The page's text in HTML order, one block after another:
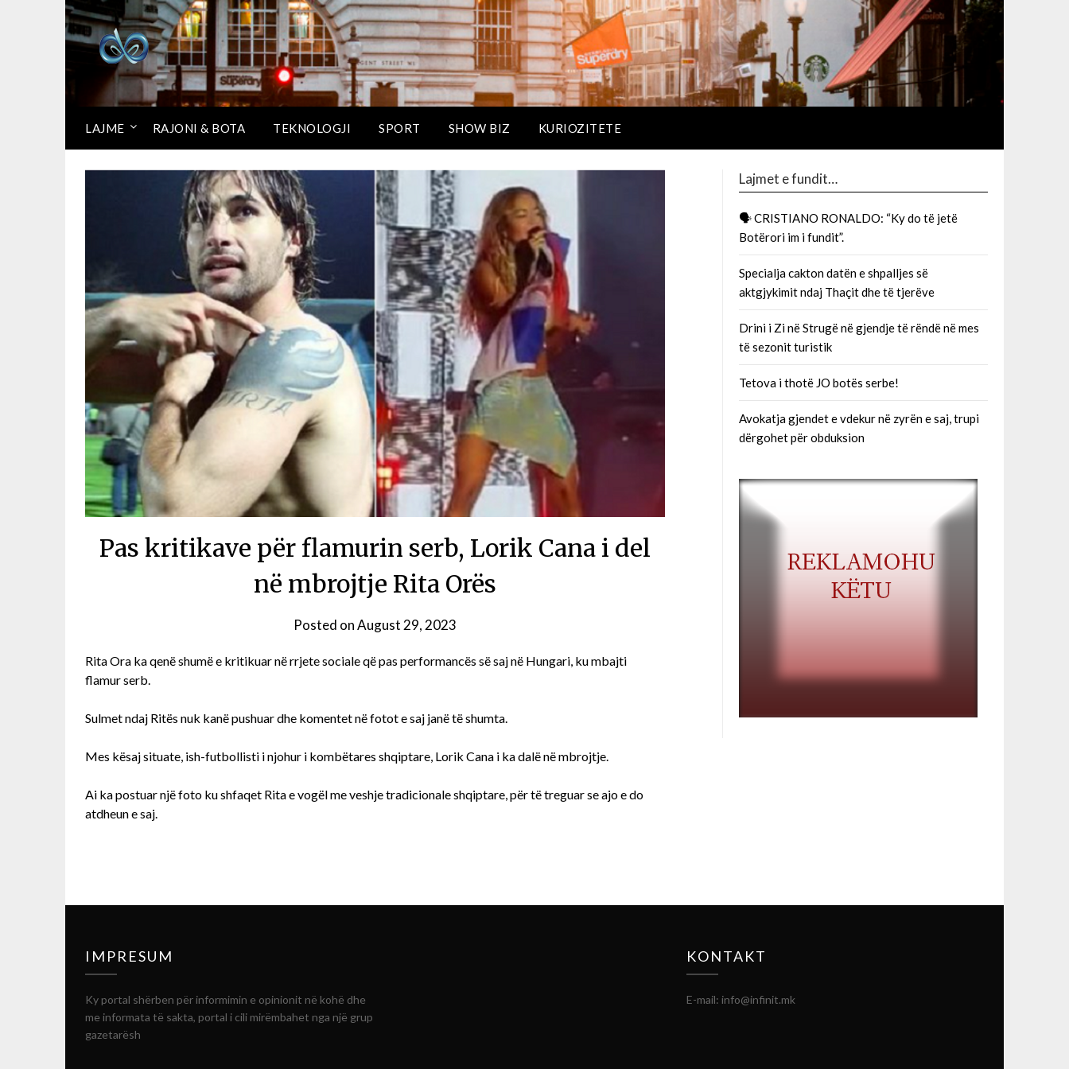
LAJME RAJONI & BOTA TEKNOLOGJI SPORT SHOW BIZ KURIOZITETE
Pas kritikave për flamurin serb, Lorik Cana i del
në mbrojtje Rita Orës
Posted onAugust 29, 2023
Rita Ora ka qenë shumë e kritikuar në rrjete sociale që pas performancës së saj në Hungari, ku mbajti
flamur serb.
Sulmet ndaj Ritës nuk kanë pushuar dhe komentet në fotot e saj janë të shumta.
Mes kësaj situate, ish-futbollisti i njohur i kombëtares shqiptare, Lorik Cana i ka dalë në mbrojtje.
Ai ka postuar një foto ku shfaqet Rita e vogël me veshje tradicionale shqiptare, për të treguar se ajo e do
atdheun e saj.
Lajmet e fundit…
🗣 CRISTIANO RONALDO: “Ky do të jetë
Botërori im i fundit”.
Specialja cakton datën e shpalljes së
aktgjykimit ndaj Thaçit dhe të tjerëve
Drini i Zi në Strugë në gjendje të rëndë në mes
të sezonit turistik
Tetova i thotë JO botës serbe!
Avokatja gjendet e vdekur në zyrën e saj, trupi
dërgohet për obduksion
IMPRESUM
Ky portal shërben për informimin e opinionit në kohë dhe
me informata të sakta, portal i cili mirëmbahet nga një grup
gazetarësh
KONTAKT
E-mail: info@infinit.mk